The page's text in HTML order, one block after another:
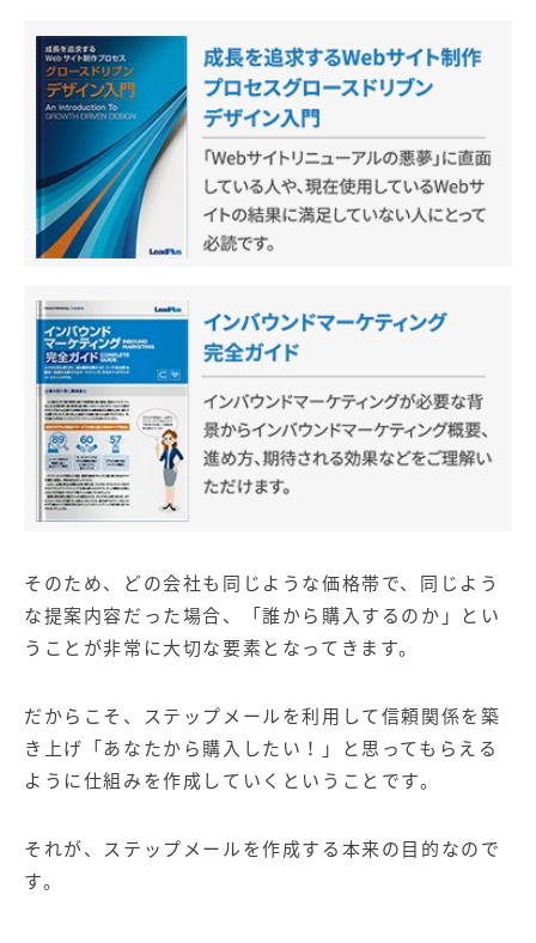
そのため、どの会社も同じような価格帯で、同じよう
な提案内容だった場合、「誰から購入するのか」とい
うことが非常に大切な要素となってきます。
だからこそ、ステップメールを利用して信頼関係を築
き上げ「あなたから購入したい！」と思ってもらえる
ように仕組みを作成していくということです。
それが、ステップメールを作成する本来の目的なので
す。